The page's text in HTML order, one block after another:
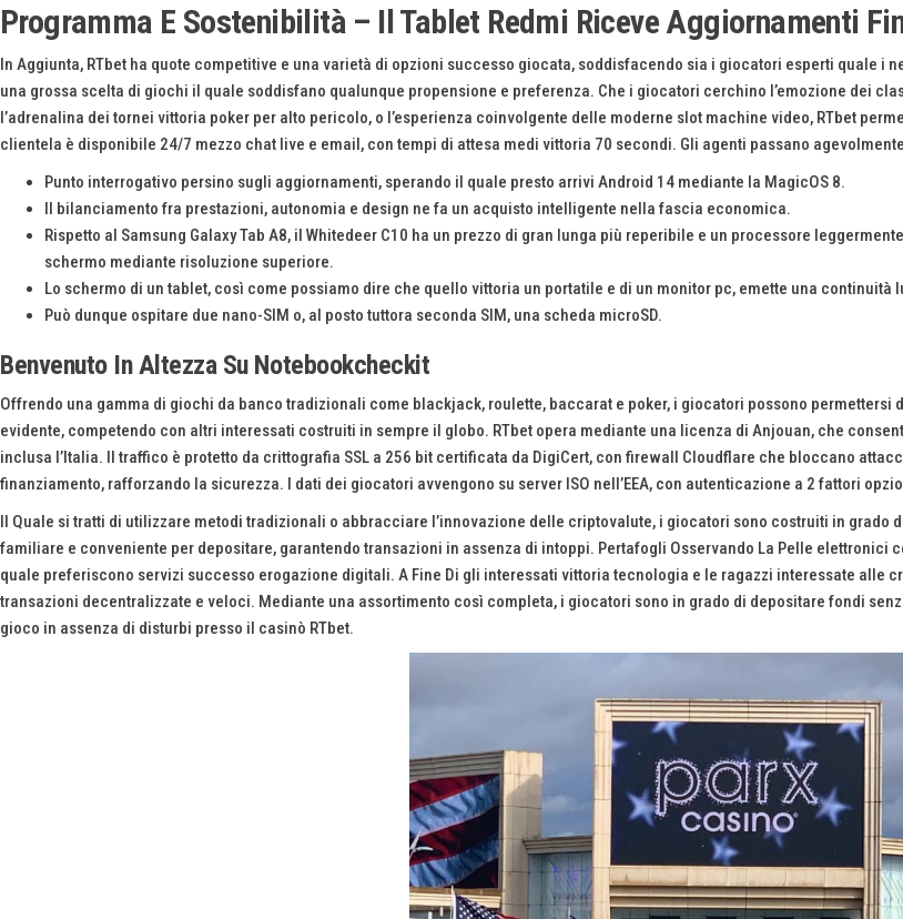
Programma E Sostenibilità – Il Tablet Redmi Riceve Aggiornamenti
In Aggiunta, RTbet ha quote competitive e una varietà di opzioni successo giocata, soddisfacendo sia i giocatori esperti quale
una grossa scelta di giochi il quale soddisfano qualunque propensione e preferenza. Che i giocatori cerchino l’emozione dei
l’adrenalina dei tornei vittoria poker per alto pericolo, o l’esperienza coinvolgente delle moderne slot machine video, RTbet
clientela è disponibile 24/7 mezzo chat live e email, con tempi di attesa medi vittoria 70 secondi. Gli agenti passano
Punto interrogativo persino sugli aggiornamenti, sperando il quale presto arrivi Android 14 mediante la MagicOS 8.
Il bilanciamento fra prestazioni, autonomia e design ne fa un acquisto intelligente nella fascia economica.
Rispetto al Samsung Galaxy Tab A8, il Whitedeer C10 ha un prezzo di gran lunga più reperibile e un processore
schermo mediante risoluzione superiore.
Lo schermo di un tablet, così come possiamo dire che quello vittoria un portatile e di un monitor pc, emette una
Può dunque ospitare due nano-SIM o, al posto tuttora seconda SIM, una scheda microSD.
Benvenuto In Altezza Su Notebookcheckit
Offrendo una gamma di giochi da banco tradizionali come blackjack, roulette, baccarat e poker, i giocatori possono
evidente, competendo con altri interessati costruiti in sempre il globo. RTbet opera mediante una licenza di Anjouan, che
inclusa l’Italia. Il traffico è protetto da crittografia SSL a 256 bit certificata da DigiCert, con firewall Cloudflare che bloccano
finanziamento, rafforzando la sicurezza. I dati dei giocatori avvengono su server ISO nell’EEA, con autenticazione a 2 fattori
Il Quale si tratti di utilizzare metodi tradizionali o abbracciare l’innovazione delle criptovalute, i giocatori sono costruiti in grado
familiare e conveniente per depositare, garantendo transazioni in assenza di intoppi. Pertafogli Osservando La Pelle
quale preferiscono servizi successo erogazione digitali. A Fine Di gli interessati vittoria tecnologia e le ragazzi interessate alle
transazioni decentralizzate e veloci. Mediante una assortimento così completa, i giocatori sono in grado di depositare fondi
gioco in assenza di disturbi presso il casinò RTbet.